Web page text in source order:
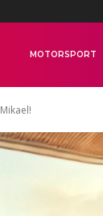
MOTORSPORT